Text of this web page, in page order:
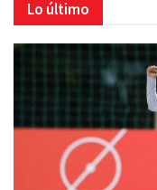
Lo último